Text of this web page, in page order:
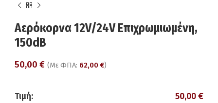
Αερόκορνα 12V/24V Επιχρωμιωμένη,
150dB
50,00 € (Με ΦΠΑ: 62,00 €)
Τιμή: 50,00€